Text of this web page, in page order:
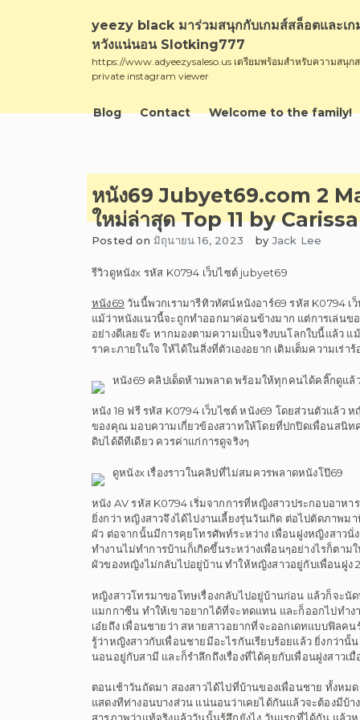
yeezy black มาร่วมสนุกกับเกมส์สล็อตและเก
หวังแน่นอน Slotking777
https://www.adyeezysaleso.us เตรียมพร้อมสำหรับความสนุก
private instagram viewer
Blog Contact Welcome to the family!
หนัง69 Jubyet69.com 2
ใหม่ล่าสุด Top 11 by Carissa
Posted on มิถุนายน 16, 2023 byJack Lee
รีวิวดูหนังx รหัส K0794 เว็บไซต์ jubyet69
หนัง69 วันนี้พวกเรามารีทิวทัศน์หนังอาร์69 รหัส K0794 เ
แม้ว่าหนังแนวนี้จะถูกทำออกมาค่อนข้างมาก แต่การเล่นข
อย่างดีเลยจ๊ะ หากมองตามความเป็นจริงบนโลกใบนี้แล้ว
ราคะภายในใจ ให้ได้ในสิ่งที่ตัวเองอยาก เติมเต็มความเ
หนัง69 คลิปเด็ดห้ามพลาด พร้อมให้ทุกคนได้คลิ๊กดูแล้
หนัง 18 ฟรี รหัส K0794 เว็บไซต์ หนัง69 โดยส่วนตัวแล้ว
ของคุณ มอบความเกี่ยวข้องสวาทให้โดยที่ปกปิดเพื่อนสนิ
ดิบได้ดีทีเดียว ควรค่าแก่การดูจริงๆ
ดูหนังx เรื่องราวในคลิปที่ไม่สมควรพลาดหนังโป๊69
หนัง AV รหัส K0794 เริ่มจากการที่หญิงสาวประกอบอาหา
ยิ่งกว่า หญิงสาวจึงได้ไปงานเลี้ยงรุ่นวันเกิด ต่อไปตัดภาพ
ผัว ต่อจากนั้นมีการคุยโทรศัพท์ระหว่าง เพื่อนฝูงหญิงสาว
ทำงานไม่ทำการบ้านก็เกิดขึ้นระหว่างเพื่อนๆอย่างไรก็ตา
ผัวของหญิงไม่กลับไปอยู่บ้าน ทำให้หญิงสาวอยู่กับเพื่อนฝูง
หญิงสาวโทรมาขอโทษเรื่องกลับไปอยู่บ้านก่อน แล้วก็จะ
แมกกาซีน ทำให้เขาอยากได้ที่จะทดแทน และก็ออกไปทำ
เอ๋ยถึง เพื่อนชายว่า สหายสาวอยากที่จะออกเดทแบบฟิลค
รู้ว่าหญิงสาวกับเพื่อนชายมีอะไรกันเรียบร้อยแล้ว ยิ่งกว่า
นอนอยู่กับสามี และก็รำลึกถึงเรื่องที่ได้คุยกับเพื่อนฝูงสาวเมื่
ตอนเช้าวันถัดมา สองสาวได้ไปที่บ้านของเพื่อนชาย ทั้งห
แสดงทีท่างอนบางส่วน แน่นอนว่าเคยได้กันแล้วจะต้องมีบ้